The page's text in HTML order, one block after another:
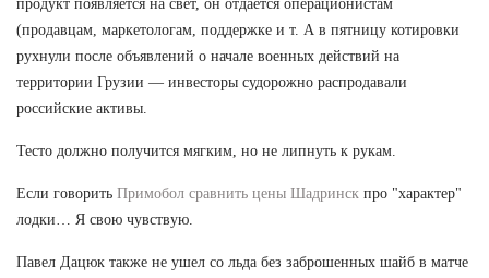
продукт появляется на свет, он отдаётся операционистам
(продавцам, маркетологам, поддержке и т. А в пятницу котировки
рухнули после объявлений о начале военных действий на
территории Грузии — инвесторы судорожно распродавали
российские активы.
Тесто должно получится мягким, но не липнуть к рукам.
Если говорить Примобол сравнить цены Шадринск про "характер"
лодки… Я свою чувствую.
Павел Дацюк также не ушел со льда без заброшенных шайб в матче